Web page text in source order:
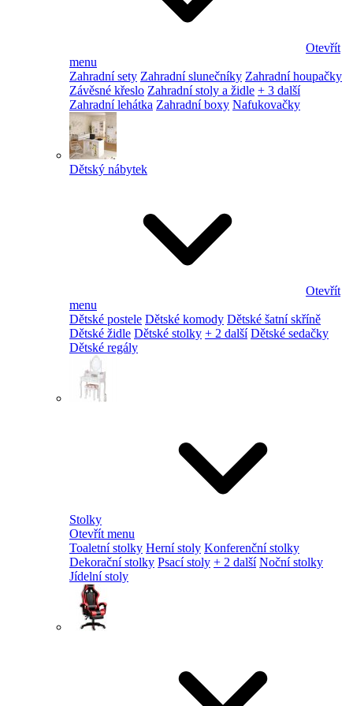
Otevřít
menu
Zahradní sety Zahradní slunečníky Zahradní houpačky
Závěsné křeslo Zahradní stoly a židle + 3 další
Zahradní lehátka Zahradní boxy Nafukovačky
Dětský nábytek
Otevřít
menu
Dětské postele Dětské komody Dětské šatní skříně
Dětské židle Dětské stolky + 2 další Dětské sedačky
Dětské regály
Stolky
Otevřít menu
Toaletní stolky Herní stoly Konferenční stolky
Dekorační stolky Psací stoly + 2 další Noční stolky
Jídelní stoly